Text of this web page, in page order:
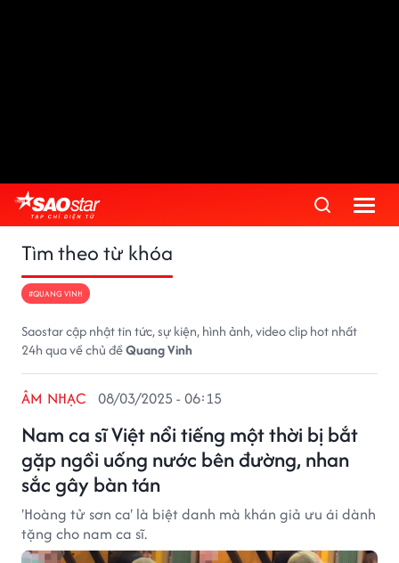
Tìm theo từ khóa
#QUANG VINH
Saostar cập nhật tin tức, sự kiện, hình ảnh, video clip hot nhất
24h qua về chủ đềQuang Vinh
Nam ca sĩ Việt nổi tiếng một thời bị bắt
gặp ngồi uống nước bên đường, nhan
sắc gây bàn tán
ÂM NHẠC 08/03/2025 - 06:15
'Hoàng tử sơn ca' là biệt danh mà khán giả ưu ái dành
tặng cho nam ca sĩ.